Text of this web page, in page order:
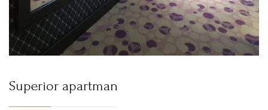
Superior apartman